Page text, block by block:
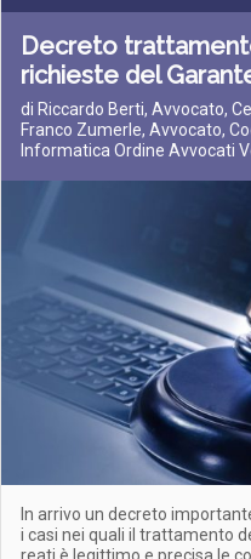
Decreto
richieste del
di Riccardo Berti, Avvocato,
Franco Zumerle, Avvocato,
Informatica Ordine Avvocati
In arrivo un decreto
i casi nei quali il trattamento